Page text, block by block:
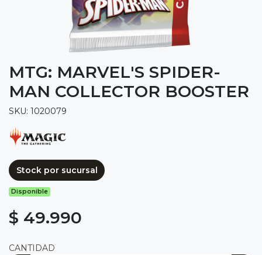
MTG: MARVEL'S SPIDER-
MAN COLLECTOR BOOSTER
SKU: 1020079
Stock por sucursal
Disponible
$ 49.990
CANTIDAD